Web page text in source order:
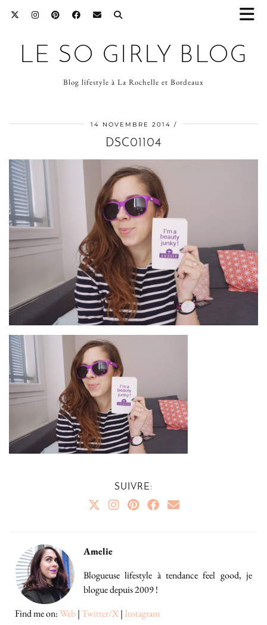
LE SO GIRLY BLOG
Blog lifestyle à La Rochelle et Bordeaux
14 NOVEMBRE 2014
DSC01104
SUIVRE:
Amelie
Blogueuse lifestyle à tendance feel good, je
blogue depuis 2009 !
Find me on:Web|Twitter/X| Instagram